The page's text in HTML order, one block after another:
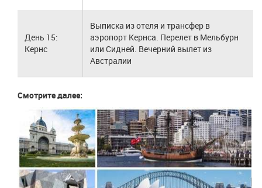
День 15:
Кернс
Выписка из отеля и трансфер в
аэропорт Кернса. Перелет в Мельбурн
или Сидней. Вечерний вылет из
Австралии
Смотрите далее: